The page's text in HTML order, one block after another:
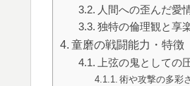
人間への歪んだ愛
独特の倫理観と享
童磨の戦闘能力・特徴
上弦の鬼としての
術や攻撃の多彩さ